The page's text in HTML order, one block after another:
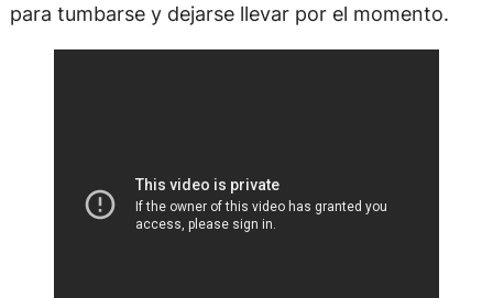
para tumbarse y dejarse llevar por el momento.